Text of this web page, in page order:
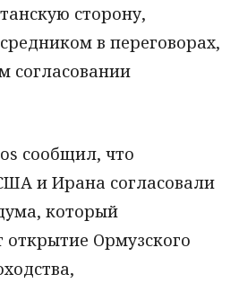
сторону,
в переговорах,
согласовании
сообщил, что
и Ирана согласовали
который
открытие Ормузского